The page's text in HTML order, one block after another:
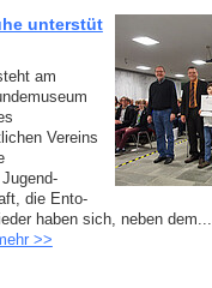
unterstüt
am
Vereins
die Ento-
haben sich, neben dem...
>>